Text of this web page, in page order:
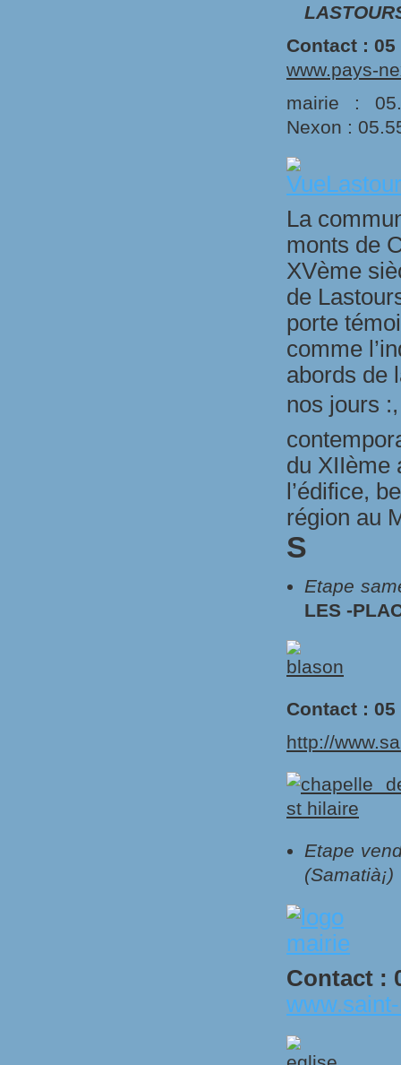
Contact : 05
www.pays-
mairie :
Nexon :
La
monts de
XVème
de
porte
comme
abords de
nos jours
du XIIème
l’édifice,
région au
S
Etape
LES -
Contact : 05
http://
Etape
(Samatià¡)
Contact :